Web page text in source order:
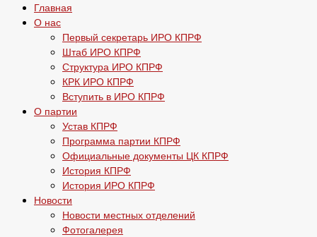
Главная
О нас
Первый секретарь ИРО КПРФ
Штаб ИРО КПРФ
Структура ИРО КПРФ
КРК ИРО КПРФ
Вступить в ИРО КПРФ
О партии
Устав КПРФ
Программа партии КПРФ
Официальные документы ЦК КПРФ
История КПРФ
История ИРО КПРФ
Новости
Новости местных отделений
Фотогалерея